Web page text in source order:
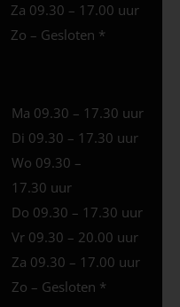
Za 09.30 – 17.00 uur
Zo – Gesloten *
Ma 09.30 – 17.30 uur
Di 09.30 – 17.30 uur
Wo 09.30 –
17.30 uur
Do 09.30 – 17.30 uur
Vr 09.30 – 20.00 uur
Za 09.30 – 17.00 uur
Zo – Gesloten *